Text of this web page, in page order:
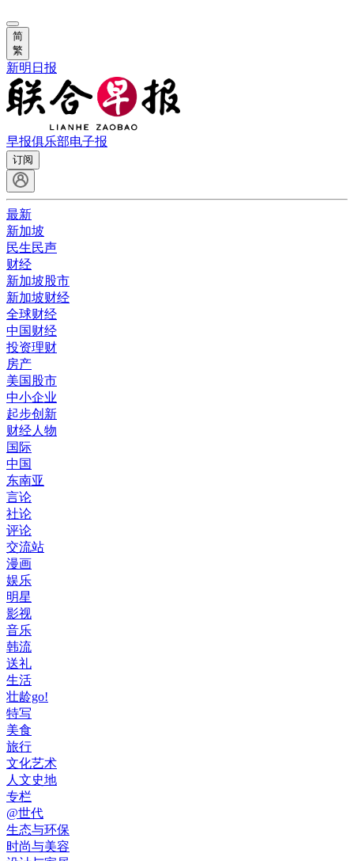
简
繁
新明日报
早报俱乐部电子报
订阅
最新
新加坡
民生民声
财经
新加坡股市
新加坡财经
全球财经
中国财经
投资理财
房产
美国股市
中小企业
起步创新
财经人物
国际
中国
东南亚
言论
社论
评论
交流站
漫画
娱乐
明星
影视
音乐
韩流
送礼
生活
壮龄go!
特写
美食
旅行
文化艺术
人文史地
专栏
@世代
生态与环保
时尚与美容